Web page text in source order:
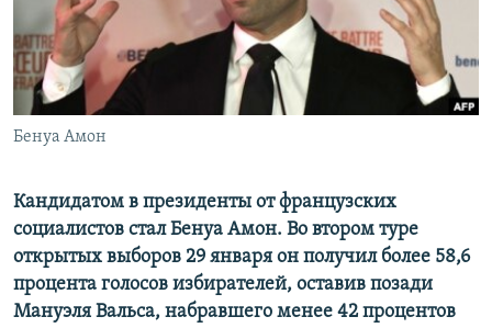
ПОБЕДИТЕЛЕЙ НЕ СУДЯТ?
КРЫМ.НЕПОКОРЕННЫЙ
ELIFBE
УКРАИНСКАЯ ПРОБЛЕМА КРЫМА
ПРИСОЕДИНЯЙТЕСЬ!
Бенуа Амон
Кандидатом в президенты от французских
социалистов стал Бенуа Амон. Во втором туре
открытых выборов 29 января он получил более 58,6
процента голосов избирателей, оставив позади
Мануэля Вальса, набравшего менее 42 процентов